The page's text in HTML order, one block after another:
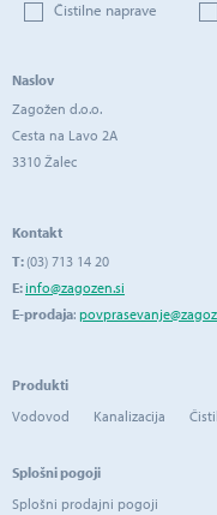
Čistilne naprave
Naslov
Zagožen d.o.o.
Cesta na Lavo 2A
3310 Žalec
Kontakt
T: (03) 713 14 20
E:info@zagozen.si
E-prodaja:
Produkti
Vodovod
Kanalizacija
Splošni pogoji
Splošni prodajni pogoji